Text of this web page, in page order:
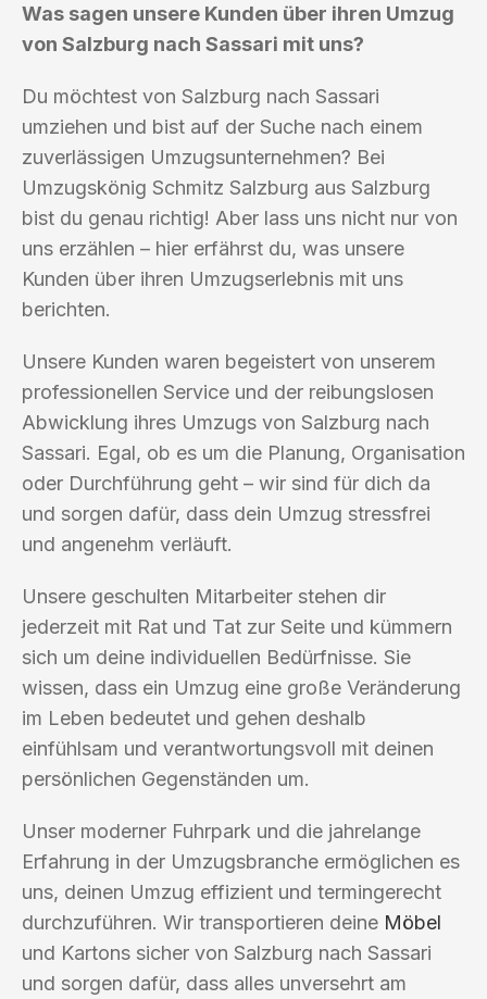
Was sagen unsere Kunden über ihren Umzug
von Salzburg nach Sassari mit uns?
Du möchtest von Salzburg nach Sassari
umziehen und bist auf der Suche nach einem
zuverlässigen Umzugsunternehmen? Bei
Umzugskönig Schmitz Salzburg aus Salzburg
bist du genau richtig! Aber lass uns nicht nur von
uns erzählen – hier erfährst du, was unsere
Kunden über ihren Umzugserlebnis mit uns
berichten.
Unsere Kunden waren begeistert von unserem
professionellen Service und der reibungslosen
Abwicklung ihres Umzugs von Salzburg nach
Sassari. Egal, ob es um die Planung, Organisation
oder Durchführung geht – wir sind für dich da
und sorgen dafür, dass dein Umzug stressfrei
und angenehm verläuft.
Unsere geschulten Mitarbeiter stehen dir
jederzeit mit Rat und Tat zur Seite und kümmern
sich um deine individuellen Bedürfnisse. Sie
wissen, dass ein Umzug eine große Veränderung
im Leben bedeutet und gehen deshalb
einfühlsam und verantwortungsvoll mit deinen
persönlichen Gegenständen um.
Unser moderner Fuhrpark und die jahrelange
Erfahrung in der Umzugsbranche ermöglichen es
uns, deinen Umzug effizient und termingerecht
durchzuführen. Wir transportieren deine Möbel
und Kartons sicher von Salzburg nach Sassari
und sorgen dafür, dass alles unversehrt am